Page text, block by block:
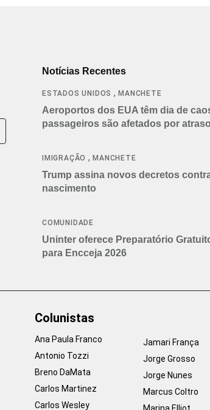
Notícias Recentes
ESTADOS UNIDOS ,MANCHETE
Aeroportos dos EUA têm dia de
passageiros são afetados por
IMIGRAÇÃO ,MANCHETE
Trump assina novos decretos
nascimento
COMUNIDADE
Uninter oferece Preparatório
para Encceja 2026
Colunistas
Ana Paula Franco
Antonio Tozzi
Breno DaMata
Carlos Martinez
Carlos Wesley
Jamari França
Jorge Grosso
Jorge Nunes
Marcus Coltro